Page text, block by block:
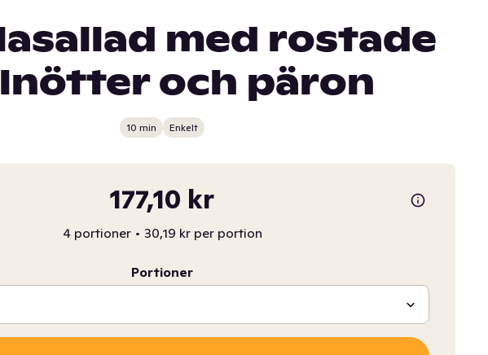
med rostade
och päron
10 min Enkelt
177,10 kr
4 portioner • 30,19 kr per portion
Portioner